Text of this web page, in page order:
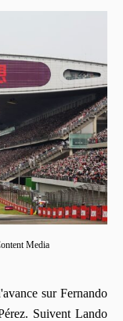
Media
sur Fernando
Suivent Lando